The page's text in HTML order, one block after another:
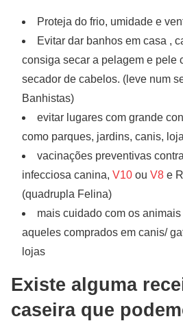
Proteja do frio, umidade e
Evitar dar banhos em casa ,
consiga secar a pelagem e pele
secador de cabelos. (leve num
Banhistas)
evitar lugares com grande
como parques, jardins, canis,
vacinações preventivas
infecciosa canina, V10 ou V8 e
(quadrupla Felina)
mais cuidado com os animais
aqueles comprados em canis/
lojas
Existe alguma
caseira que